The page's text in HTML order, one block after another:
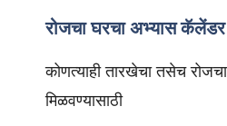
रोजचा घरचा अभ्यास कॅलेंडर
कोणत्याही तारखेचा तसेच
मिळवण्यासाठी